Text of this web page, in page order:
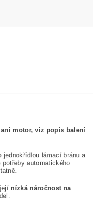
ani motor, viz popis balení
jednokřídlou lámací bránu a
automatického
nízká náročnost na